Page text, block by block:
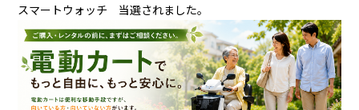
スマートウォッチ 当選されました。